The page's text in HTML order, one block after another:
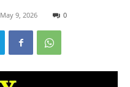
May 9, 2026 0